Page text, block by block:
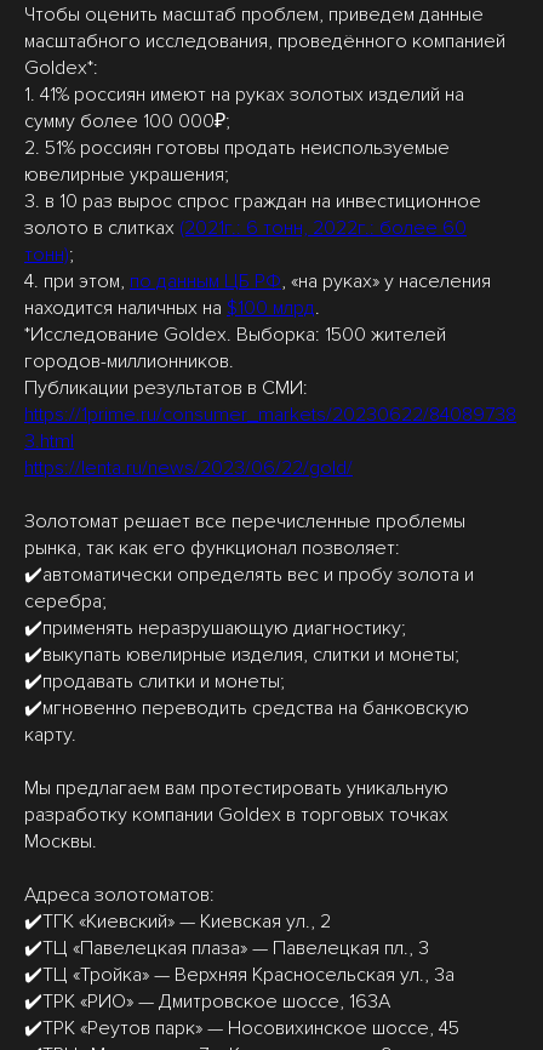
Чтобы оценить масштаб проблем, приведем данные
масштабного исследования, проведённого компанией
Goldex*:
1. 41% россиян имеют на руках золотых изделий на
сумму более 100 000₽;
2. 51% россиян готовы продать неиспользуемые
ювелирные украшения;
3. в 10 раз вырос спрос граждан на инвестиционное
золото в слитках (2021г.: 6 тонн, 2022г.: более 60
тонн);
4. при этом, по данным ЦБ РФ, «на руках» у населения
находится наличных на $100 млрд.
*Исследование Goldex. Выборка: 1500 жителей
городов-миллионников.
Публикации результатов в СМИ:
https://1prime.ru/consumer_markets/20230622/84089738
3.html
https://lenta.ru/news/2023/06/22/gold/
Золотомат решает все перечисленные проблемы
рынка, так как его функционал позволяет:
✔️автоматически определять вес и пробу золота и
серебра;
✔️применять неразрушающую диагностику;
✔️выкупать ювелирные изделия, слитки и монеты;
✔️продавать слитки и монеты;
✔️мгновенно переводить средства на банковскую
карту.
Мы предлагаем вам протестировать уникальную
разработку компании Goldex в торговых точках
Москвы.
Адреса золотоматов:
✔️ТГК «Киевский» — Киевская ул., 2
✔️ТЦ «Павелецкая плаза» — Павелецкая пл., 3
✔️ТЦ «Тройка» — Верхняя Красносельская ул., 3а
✔️ТРК «РИО» — Дмитровское шоссе, 163А
✔️ТРК «Реутов парк» — Носовихинское шоссе, 45